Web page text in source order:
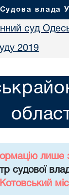
Судова влада
суд
2019
лише
судової